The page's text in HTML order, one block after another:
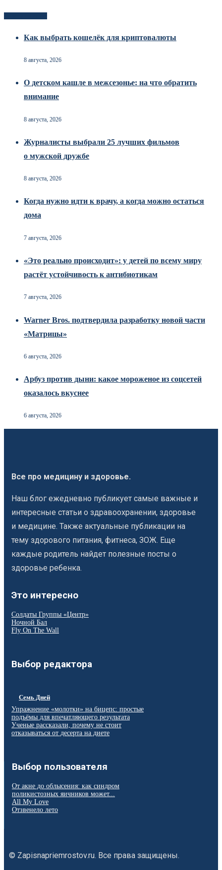
Как выбрать кошелёк для криптовалюты
8 августа, 2026
О детском кашле в межсезонье: на что обратить
внимание
8 августа, 2026
Журналисты выбрали 25 лучших фильмов
о мужской дружбе
8 августа, 2026
Когда нужно идти к врачу, а когда можно остаться
дома
7 августа, 2026
«Это реально происходит»: у детей по всему миру
растёт устойчивость к антибиотикам
7 августа, 2026
Warner Bros. подтвердила разработку новой части
«Матрицы»
6 августа, 2026
Арбуз против дыни: какое мороженое из соцсетей
оказалось вкуснее
6 августа, 2026
Все про медицину и здоровье.
Наш блог ежедневно публикует самые важные и
интересные статьи о здравоохранении, здоровье
и медицине. Также актуальные публикации на
тему здорового питания, фитнеса, ЗОЖ. Еще
каждые родитель найдет полезные посты о
здоровье ребенка.
Это интересно
Солдаты Группы «Центр»
Ночной Бал
Fly On The Wall
Выбор редактора
Семь Дней
Упражнение «молотки» на бицепс: простые
подъёмы для впечатляющего результата
Ученые рассказали, почему не стоит
отказываться от десерта на диете
Выбор пользователя
От акне до облысения: как синдром
поликистозных яичников может...
All My Love
Отзвенело лето
© Zapisnapriemrostov.ru. Все права защищены.